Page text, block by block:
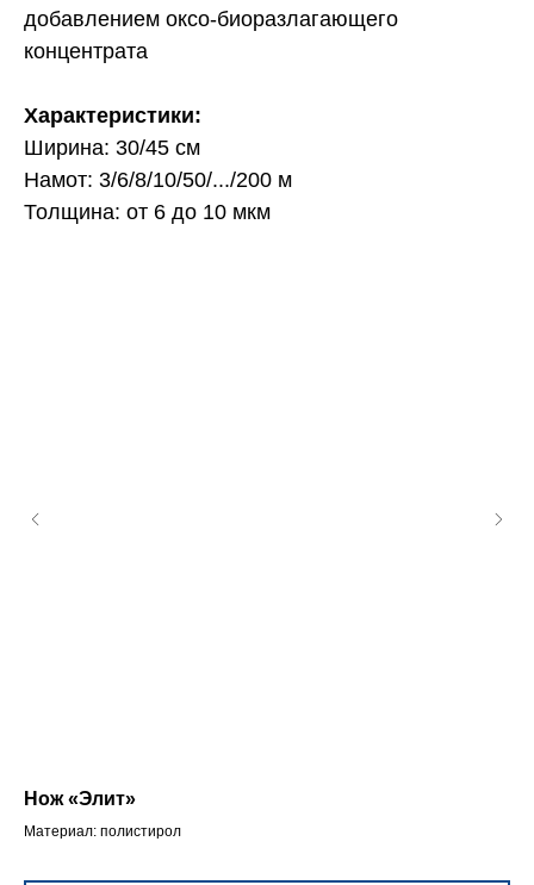
добавлением оксо-биоразлагающего
концентрата
Характеристики:
Ширина: 30/45 см
Намот: 3/6/8/10/50/.../200 м
Толщина: от 6 до 10 мкм
Нож «Элит»
Материал: полистирол